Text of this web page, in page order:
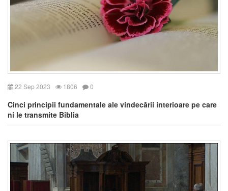
22 Sep 2023 1806 0
Cinci principii fundamentale ale vindecării interioare pe care
ni le transmite Biblia